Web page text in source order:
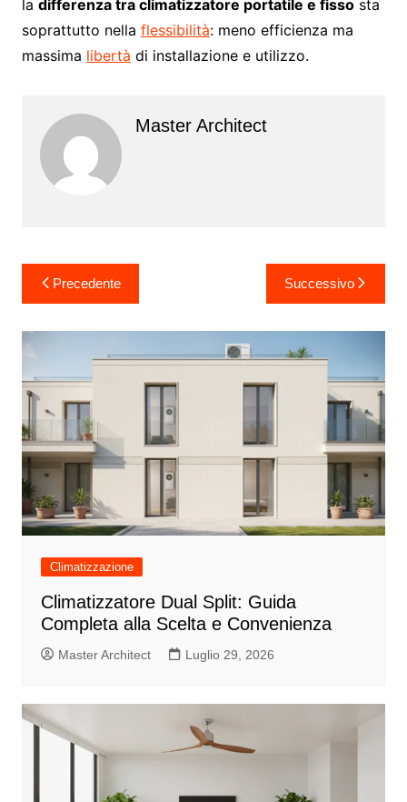
la differenza tra climatizzatore portatile e fissosta
soprattutto nella flessibilità: meno efficienza ma
massima libertà di installazione e utilizzo.
Master Architect
Navigazione
articoli
Precedente Successivo
Climatizzazione
Climatizzatore Dual Split: Guida
Completa alla Scelta e Convenienza
Master Architect Luglio 29, 2026